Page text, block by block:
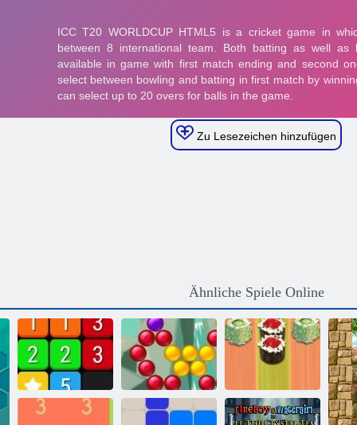
Zu Lesezeichen hinzufügen
Ähnliche Spiele Online